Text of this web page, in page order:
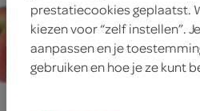
prestatiecookies geplaatst.
kiezen voor “zelf instellen”.
aanpassen en je
gebruiken en hoe je ze kunt